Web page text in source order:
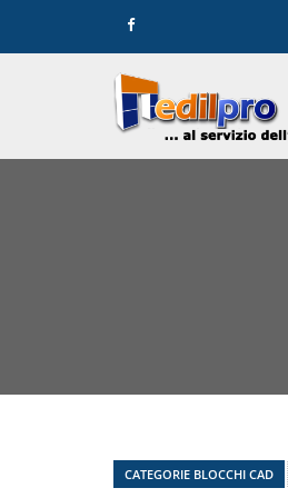
CATEGORIE BLOCCHI CAD